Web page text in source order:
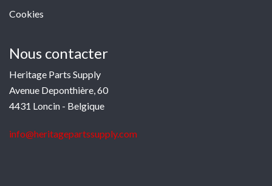
Cookies
Nous contacter
Heritage Parts Supply
Avenue Deponthière, 60
4431 Loncin - Belgique
info@heritagepartssupply.com